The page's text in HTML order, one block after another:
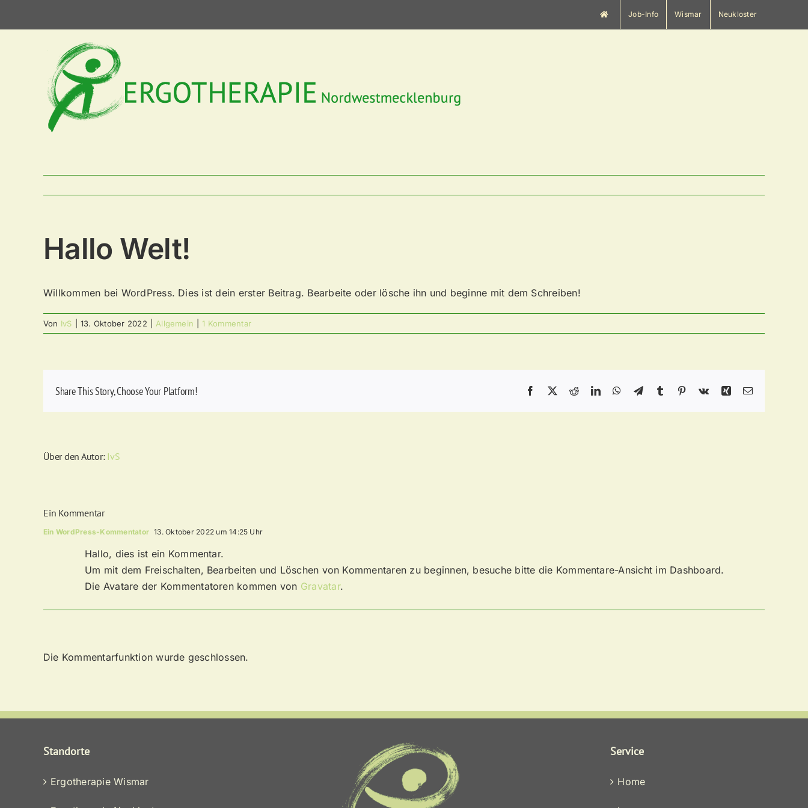
Job-Info Wismar Neukloster
Hallo Welt!
Willkommen bei WordPress. Dies ist dein erster Beitrag. Bearbeite oder lösche ihn und beginne mit dem Schreiben!
Von IvS 13. Oktober 2022 Allgemein 1 Kommentar
Share This Story, Choose Your Platform! Facebook
X RedditLinkedInWhatsApp
TelegramTumblr Pinterest
Vk Xing E-
Über den Autor: IvS
Ein Kommentar
Ein WordPress-Kommentator 13. Oktober 2022 um 14:25 Uhr
Hallo, dies ist ein Kommentar.
Um mit dem Freischalten, Bearbeiten und Löschen von Kommentaren zu beginnen, besuche bitte die Kommentare-Ansicht im Dashboard.
Die Avatare der Kommentatoren kommen von Gravatar.
Die Kommentarfunktion wurde geschlossen.
Standorte
Ergotherapie Wismar
Service
Home